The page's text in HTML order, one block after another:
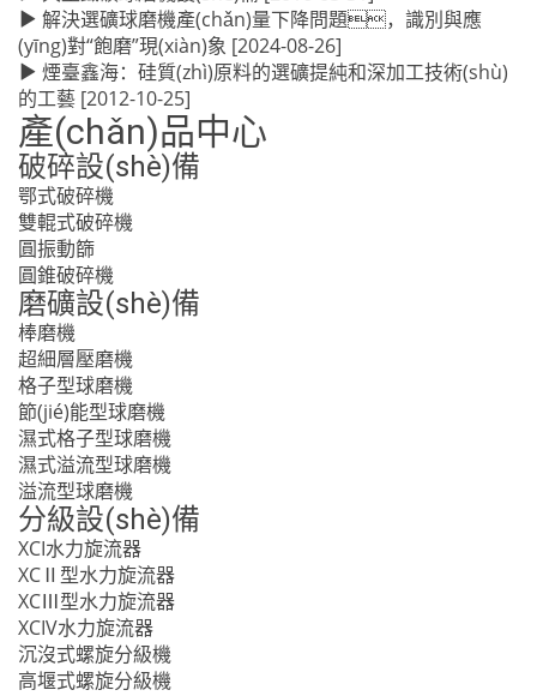
解決選礦球磨機產(chǎn)量下降問題，識別與應
(yīng)對“飽磨”現(xiàn)象 [2024-08-26]
煙臺鑫海：硅質(zhì)原料的選礦提純和深加工技術(shù)
的工藝 [2012-10-25]
產(chǎn)品中心
破碎設(shè)備
鄂式破碎機
雙輥式破碎機
圓振動篩
圓錐破碎機
磨礦設(shè)備
棒磨機
超細層壓磨機
格子型球磨機
節(jié)能型球磨機
濕式格子型球磨機
濕式溢流型球磨機
溢流型球磨機
分級設(shè)備
XCI水力旋流器
XCⅡ型水力旋流器
XCⅢ型水力旋流器
XCIV水力旋流器
沉沒式螺旋分級機
高堰式螺旋分級機